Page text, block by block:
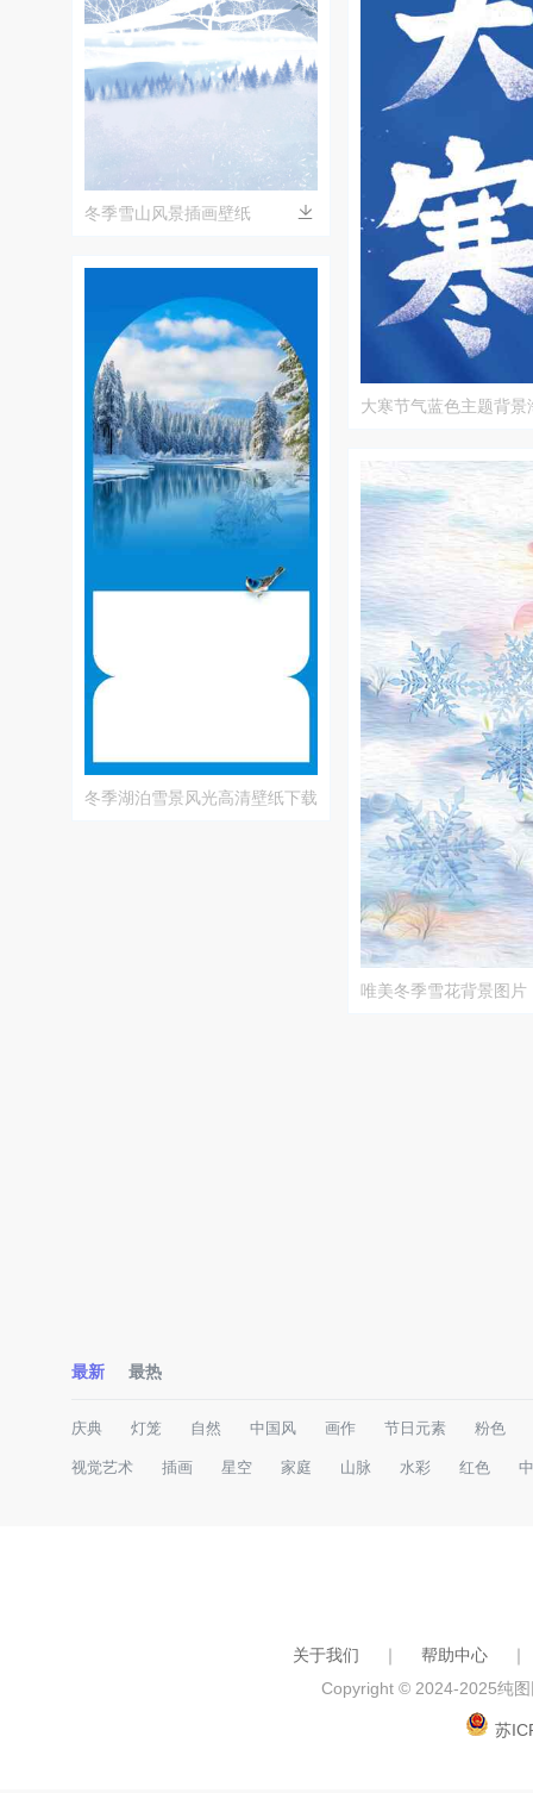
冬季雪山风景插画壁纸
冬季湖泊雪景风光高清壁纸下载
大寒节气蓝色主题背景
唯美冬季雪花背景图片
最新 最热
庆典 灯笼 自然 中国风 画作 节日元素 粉色
视觉艺术 插画 星空 家庭 山脉 水彩 红色
关于我们 ｜ 帮助中心
｜
Copyright © 2024-2025纯
苏